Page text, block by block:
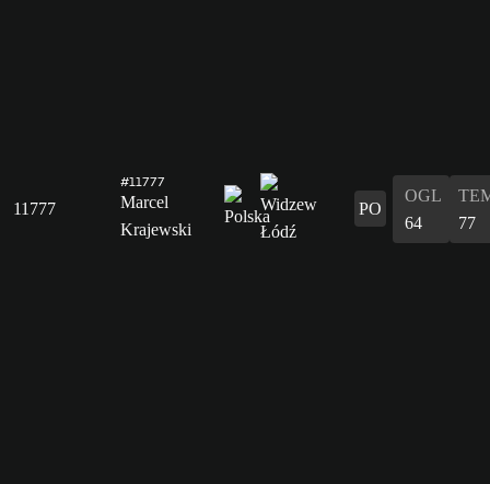
11777
#11777
Marcel
Krajewski
PO
OGL
64
77